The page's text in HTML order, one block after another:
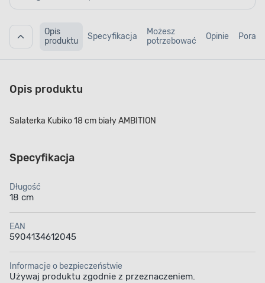
Opis
produktu
Specyfikacja
Możesz
potrzebować
Opinie Porady
Opis produktu
Salaterka Kubiko 18 cm biały AMBITION
Specyfikacja
Długość
18 cm
EAN
5904134612045
Informacje o bezpieczeństwie
Używaj produktu zgodnie z przeznaczeniem.